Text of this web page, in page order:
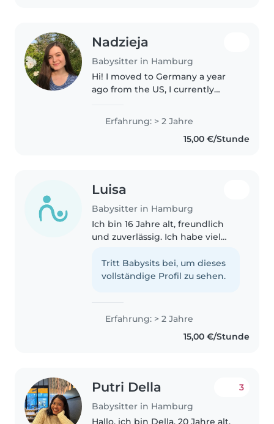
Nadzieja
Babysitter in Hamburg
Hi! I moved to Germany a year
ago from the US, I currently
years of babysitting experience,
mostly for grade school aged
children. Additionally, I played..
Erfahrung: > 2 Jahre
15,00 €/Stunde
Luisa
Babysitter in Hamburg
Ich bin 16 Jahre alt, freundlich
und zuverlässig. Ich habe viel
Monaten bis 12 Jahren - sowohl
durch meine Familie als auch
Tritt Babysits bei, um dieses
vollständige Profil zu sehen.
Erfahrung: > 2 Jahre
15,00 €/Stunde
Putri Della
Babysitter in Hamburg
3
Hallo, ich bin Della, 20 Jahre alt.